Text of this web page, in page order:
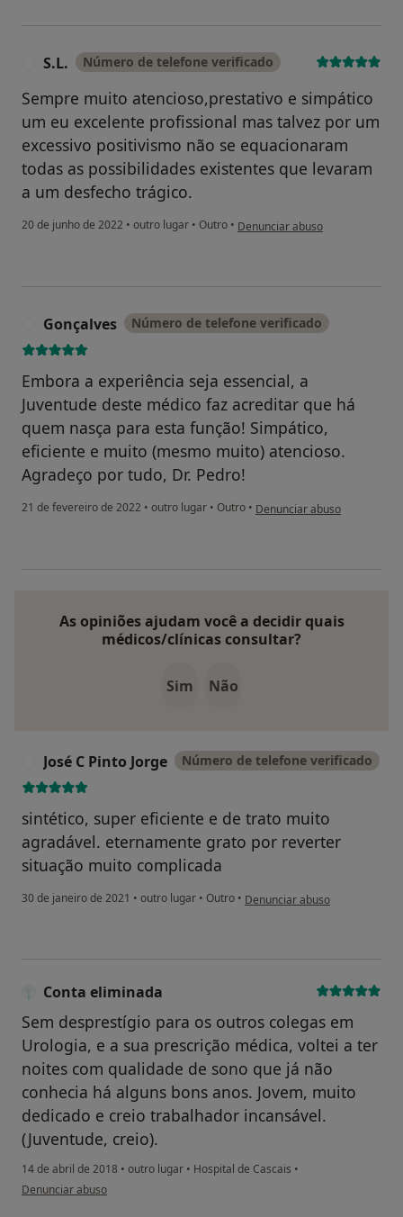
S.L. Número de telefone verificado
Sempre muito atencioso,prestativo e simpático
um eu excelente profissional mas talvez por um
excessivo positivismo não se equacionaram
todas as possibilidades existentes que levaram
a um desfecho trágico.
20 de junho de 2022 • outro lugar • Outro • na opinião do utilizador S.L.
Denunciar abuso
Gonçalves Número de telefone verificado
Embora a experiência seja essencial, a
Juventude deste médico faz acreditar que há
quem nasça para esta função! Simpático,
eficiente e muito (mesmo muito) atencioso.
Agradeço por tudo, Dr. Pedro!
21 de fevereiro de 2022 • outro lugar • Outro • na opinião do utilizador
Denunciar abuso
As opiniões ajudam você a decidir quais
médicos/clínicas consultar?
Sim Não
José C Pinto Jorge Número de telefone verificado
sintético, super eficiente e de trato muito
agradável. eternamente grato por reverter
situação muito complicada
30 de janeiro de 2021 • outro lugar • Outro • na opinião do utilizador José C
Denunciar abuso
Conta eliminada
Sem desprestígio para os outros colegas em
Urologia, e a sua prescrição médica, voltei a ter
noites com qualidade de sono que já não
conhecia há alguns bons anos. Jovem, muito
dedicado e creio trabalhador incansável.
(Juventude, creio).
14 de abril de 2018 • outro lugar • Hospital de Cascais •
na opinião do utilizador Conta eliminada
Denunciar abuso